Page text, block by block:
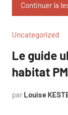
Continuer la
Uncategorized
Le guide
habitat
par Louise